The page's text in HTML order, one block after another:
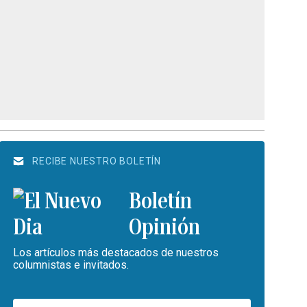
RECIBE NUESTRO BOLETÍN
Boletín
Opinión
Los artículos más destacados de nuestros
columnistas e invitados.